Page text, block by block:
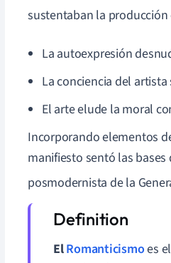
sustentaban la
La autoexpresión
La conciencia del
El arte elude la moral
Incorporando elementos
manifiesto sentó las
posmodernista de la
ElRomanticismoes